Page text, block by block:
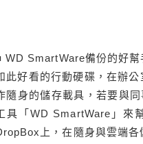
WD SmartWare備份的好幫
此好看的行動硬碟，在辦
隨身的儲存載具，若要與
具「WD SmartWare」來
上，在隨身與雲端各